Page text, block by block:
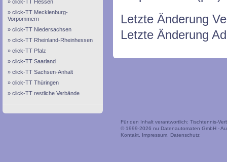
click-TT Hessen
click-TT Mecklenburg-
Vorpommern
click-TT Niedersachsen
click-TT Rheinland-Rheinhessen
click-TT Pfalz
click-TT Saarland
click-TT Sachsen-Anhalt
click-TT Thüringen
click-TT restliche Verbände
Letzte Änderung
Letzte Änderung
Für den Inhalt verantwortlich: Tischtennis-
© 1999-2026 nu Datenautomaten GmbH -
Kontakt
Impressum Datenschutz